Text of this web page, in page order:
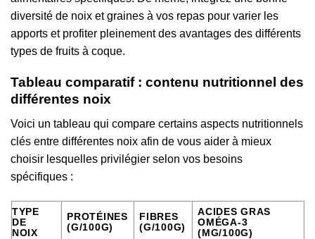
diversité de noix et graines à vos repas pour varier les
apports et profiter pleinement des avantages des différents
types de fruits à coque.
Tableau comparatif : contenu nutritionnel des
différentes noix
Voici un tableau qui compare certains aspects nutritionnels
clés entre différentes noix afin de vous aider à mieux
choisir lesquelles privilégier selon vos besoins
spécifiques :
TYPE
DE
NOIX
PROTÉINES
(G/100G)
FIBRES
(G/100G)
ACIDES GRAS
OMÉGA-3
(MG/100G)